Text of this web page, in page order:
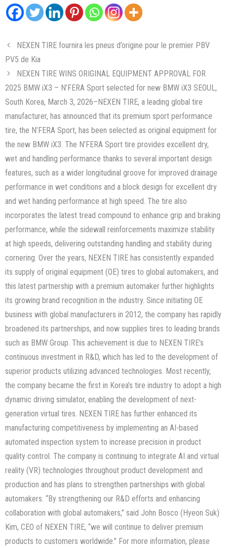
NEXEN TIRE fournira les pneus d’origine pour le premier PBV
PV5 de Kia
NEXEN TIRE WINS ORIGINAL EQUIPMENT APPROVAL FOR
2025 BMW iX3 – N’FERA Sport selected for new BMW iX3 SEOUL,
South Korea, March 3, 2026–NEXEN TIRE, a leading global tire
manufacturer, has announced that its premium sport performance
tire, the N’FERA Sport, has been selected as original equipment for
the new BMW iX3. The N’FERA Sport tire provides excellent dry,
wet and handling performance thanks to several important design
features, such as a wider longitudinal groove for improved drainage
performance in wet conditions and a block design for excellent dry
and wet handing performance at high speed. The tire also
incorporates the latest tread compound to enhance grip and braking
performance, while the sidewall reinforcements maximize stability
at high speeds, delivering outstanding handling and stability during
cornering. Over the years, NEXEN TIRE has consistently expanded
its supply of original equipment (OE) tires to global automakers, and
this latest partnership with a premium automaker further highlights
its growing brand recognition in the industry. Since initiating OE
business with global manufacturers in 2012, the company has rapidly
broadened its partnerships, and now supplies tires to leading brands
such as BMW Group. This achievement is due to NEXEN TIRE’s
continuous investment in R&D, which has led to the development of
superior products utilizing advanced technologies. Most recently,
the company became the first in Korea’s tire industry to adopt a high
dynamic driving simulator, enabling the development of next-
generation virtual tires. NEXEN TIRE has further enhanced its
manufacturing competitiveness by implementing an AI-based
automated inspection system to increase precision in product
quality control. The company is continuing to integrate AI and virtual
reality (VR) technologies throughout product development and
production and has plans to strengthen partnerships with global
automakers. “By strengthening our R&D efforts and enhancing
collaboration with global automakers,” said John Bosco (Hyeon Suk)
Kim, CEO of NEXEN TIRE, “we will continue to deliver premium
products to customers worldwide.” For more information, please